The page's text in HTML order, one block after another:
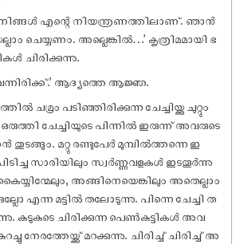
എന്റെ നിയന്ത്രണത്തിലാണ്. ഞാൻ
ചെയ്യണം. അല്ലെങ്കിൽ…’ കൃത്രിമമായി ഭ
ചിരിക്കുന്നു.
ആദ്യത്തെ ആജ്ഞ.
ചമ്രം പടിഞ്ഞിരിക്കുന്ന ചേച്ചിയ്ക്കു ചുറ്റും
ചേച്ചിയുടെ പിന്നിൽ ഇരുന്ന് അവരുടെ
തുടങ്ങും. മറ്റു രണ്ടുപേർ മുമ്പിൽത്തന്നെ ഇ
സാരിയിലും സ്വർണ്ണവളകൾ ഇടതൂർന്നു
അങ്ങിനെയെങ്കിലും അതെല്ലാം
എന്ന മട്ടിൽ തലോടുന്നു. പിന്നെ ചേച്ചി ത
കുടുകുടെ ചിരിക്കുന്ന പെൺകുട്ടികൾ അവ
നേരത്തേയ്ക്ക് മറക്കുന്നു. ചിരിച്ച് ചിരിച്ച് അ